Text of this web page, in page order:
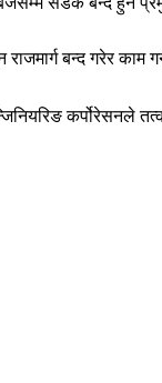
राजमार्ग बन्द